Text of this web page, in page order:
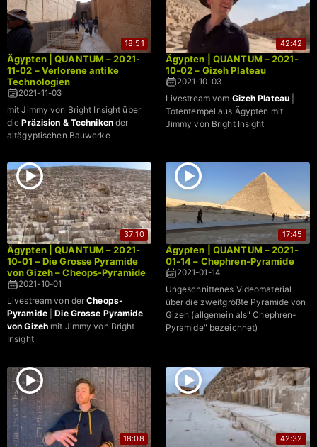
18:51
Ägypten | QUANTUM – 2021-
11-02 – Verlorene antike
Technologien
2021-11-03
mit Jimmy von Bright Insight über
diePräzision & Technikender
altägyptischen Bauwerke
42:42
Ägypten | QUANTUM – 2021-
10-02 – Gizeh Plateau
2021-10-03
Livestream vom Gizeh Plateau
Totentempel aus Ägypten mit
Jimmy von Bright Insight
37:10
Ägypten | QUANTUM – 2021-
10-01 – Die Grosse Pyramide
von Gizeh – Cheops-Pyramide
2021-10-01
Livestream von derCheops-
Pyramide|
Die Grosse Pyramide
von Gizeh mit Jimmy von Bright
Insight
17:45
Ägypten | QUANTUM – 2021-
01-14 – Chephren-Pyramide
2021-01-14
Ungeschnittenes Videomaterial
über die zweitgrößte Pyramide von
Gizeh (allgemein als" Chephren-
Pyramide" bezeichnet)
18:08 42:32